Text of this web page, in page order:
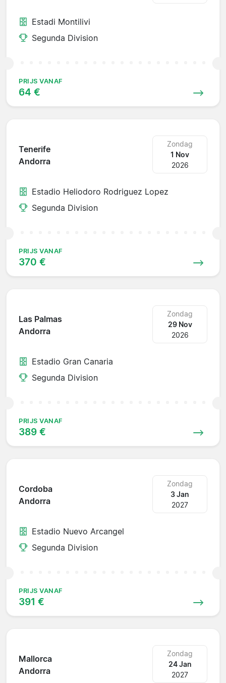
Estadi Montilivi
Segunda Division
PRIJS VANAF
64 €
Tenerife
Andorra
Zondag
1 Nov
2026
Estadio Heliodoro Rodriguez Lopez
Segunda Division
PRIJS VANAF
370 €
Las Palmas
Andorra
Zondag
29 Nov
2026
Estadio Gran Canaria
Segunda Division
PRIJS VANAF
389 €
Cordoba
Andorra
Zondag
3 Jan
2027
Estadio Nuevo Arcangel
Segunda Division
PRIJS VANAF
391 €
Mallorca
Andorra
Zondag
24 Jan
2027